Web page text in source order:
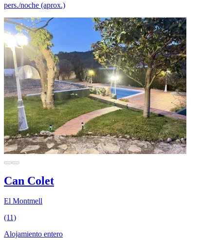
pers./noche (aprox.)
Can Colet
El Montmell
(11)
Alojamiento entero